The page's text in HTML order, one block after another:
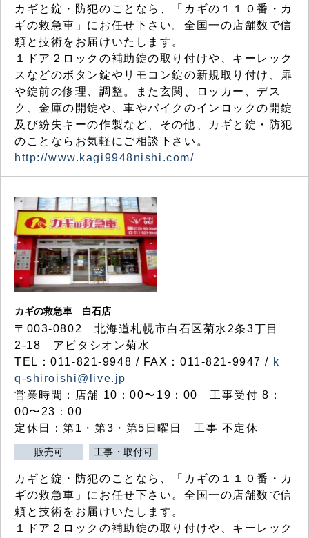
カギと錠・防犯のことなら、「カギの１１０番・カ
ギの救急車」にお任せ下さい。全国一の店舗数で信
頼と技術をお届けいたします。
１ドア２ロックの補助錠の取り付けや、キーレック
スなどのボタン錠やリモコン錠の新規取り付け、扉
や錠前の修理、調整。また玄関、ロッカー、デス
ク、金庫の開錠や、車やバイクのインロックの開錠
及び紛失キーの作製など、その他、カギと錠・防犯
のことならお気軽にご相談下さい。
http://www.kagi9948nishi.com/
カギの救急車 白石店
〒003-0802 北海道札幌市白石区菊水2条3丁目
2-18 アビタシオン菊水
TEL：011-821-9948 / FAX：011-821-9947 / k
q-shiroishi@live.jp
営業時間：店舗 10：00〜19：00 工事受付 8：
00〜23：00
定休日：第1・第3・第5日曜日 工事 不定休
販売可 工事・取付可
カギと錠・防犯のことなら、「カギの１１０番・カ
ギの救急車」にお任せ下さい。全国一の店舗数で信
頼と技術をお届けいたします。
１ドア２ロックの補助錠の取り付けや、キーレック